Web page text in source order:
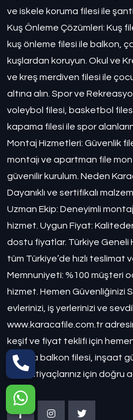
ve iskele koruma filesi ile
Kuş Önleme Çözümleri: Kuş
kuş önleme filesi ile balkon,
kuşlardan koruyun. Okul ve
ve kreş merdiven filesi ile
altına alın. Spor ve
voleybol filesi, basketbol
kapama filesi ile spor
Montaj Hizmetleri: Güvenlik
montajı ve apartman file
güvenilir kurulum. Neden
Dayanıklı ve sertifikalı
Uzman Ekip: Deneyimli
hizmet. Uygun Fiyat:
dostu fiyatlar. Türkiye Geneli
tüm Türkiye’de hızlı teslimat
Memnuniyeti: %100 müşteri
hizmet. Hemen Güvenliğinizi
evlerinizi, iş yerlerinizi ve
www.karacafile.com.tr
keşif ve fiyat teklifi için
Ankara balkon filesi, inşaat
filesi ihtiyaçlarınız için doğru